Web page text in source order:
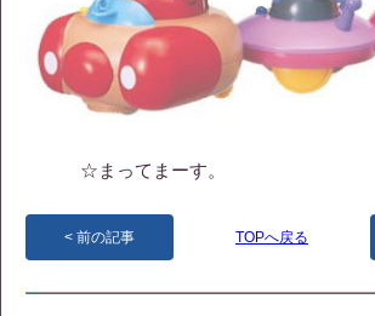
☆まってまーす。
前の記事 TOPへ戻る